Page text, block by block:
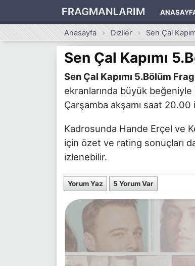
FRAGMANLARIM
Anasayfa Diziler Sen Çal
Sen Çal Kapımı
Sen Çal Kapımı 5.Bölüm
ekranlarında büyük
Çarşamba akşamı saat
Kadrosunda Hande Erçel ve
için özet ve rating sonuçları
izlenebilir.
Yorum Yaz 5 Yorum Var